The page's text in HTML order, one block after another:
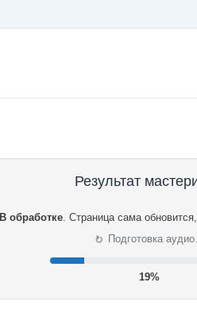
Результат
В обработке. Страница сама
⟳ Подготовка
20%